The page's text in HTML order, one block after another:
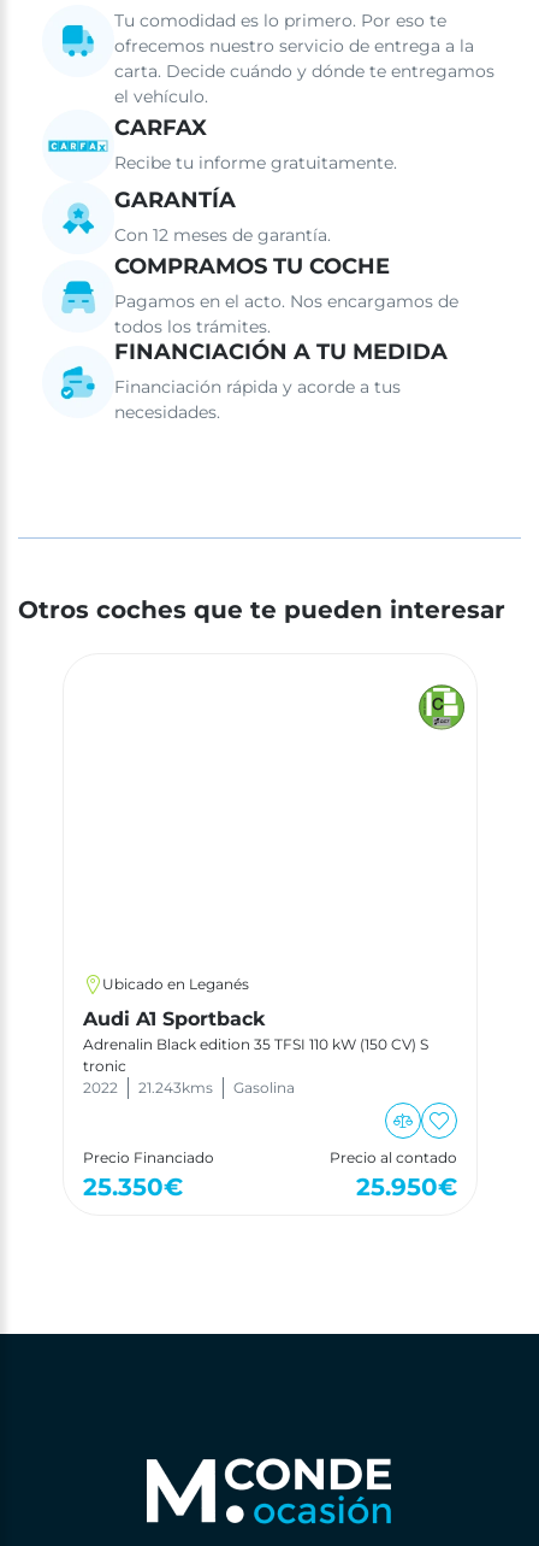
Tu comodidad es lo primero. Por eso te
ofrecemos nuestro servicio de entrega a la
carta. Decide cuándo y dónde te entregamos
el vehículo.
CARFAX
Recibe tu informe gratuitamente.
GARANTÍA
Con 12 meses de garantía.
COMPRAMOS TU COCHE
Pagamos en el acto. Nos encargamos de
todos los trámites.
FINANCIACIÓN A TU MEDIDA
Financiación rápida y acorde a tus
necesidades.
Otros coches que te pueden interesar
Ubicado en Leganés
Audi A1 Sportback
Adrenalin Black edition 35 TFSI 110 kW (150 CV) S
tronic
2022
21.243kms Gasolina
Precio Financiado
25.350€
Precio al contado
25.950€